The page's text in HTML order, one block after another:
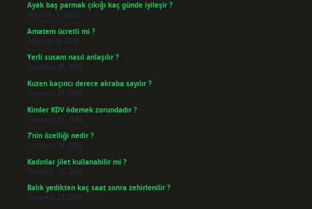
Ayak baş parmak çıkığı kaç günde iyileşir ?
Ağustos 5, 2026
Amatem ücretli mi ?
Ağustos 4, 2026
Yerli susam nasıl anlaşılır ?
Temmuz 29, 2026
Kuzen kaçıncı derece akraba sayılır ?
Temmuz 27, 2026
Kimler KDV ödemek zorundadır ?
Temmuz 25, 2026
7’nin özelliği nedir ?
Temmuz 24, 2026
Kadınlar jilet kullanabilir mi ?
Temmuz 23, 2026
Balık yedikten kaç saat sonra zehirlenilir ?
Temmuz 21, 2026